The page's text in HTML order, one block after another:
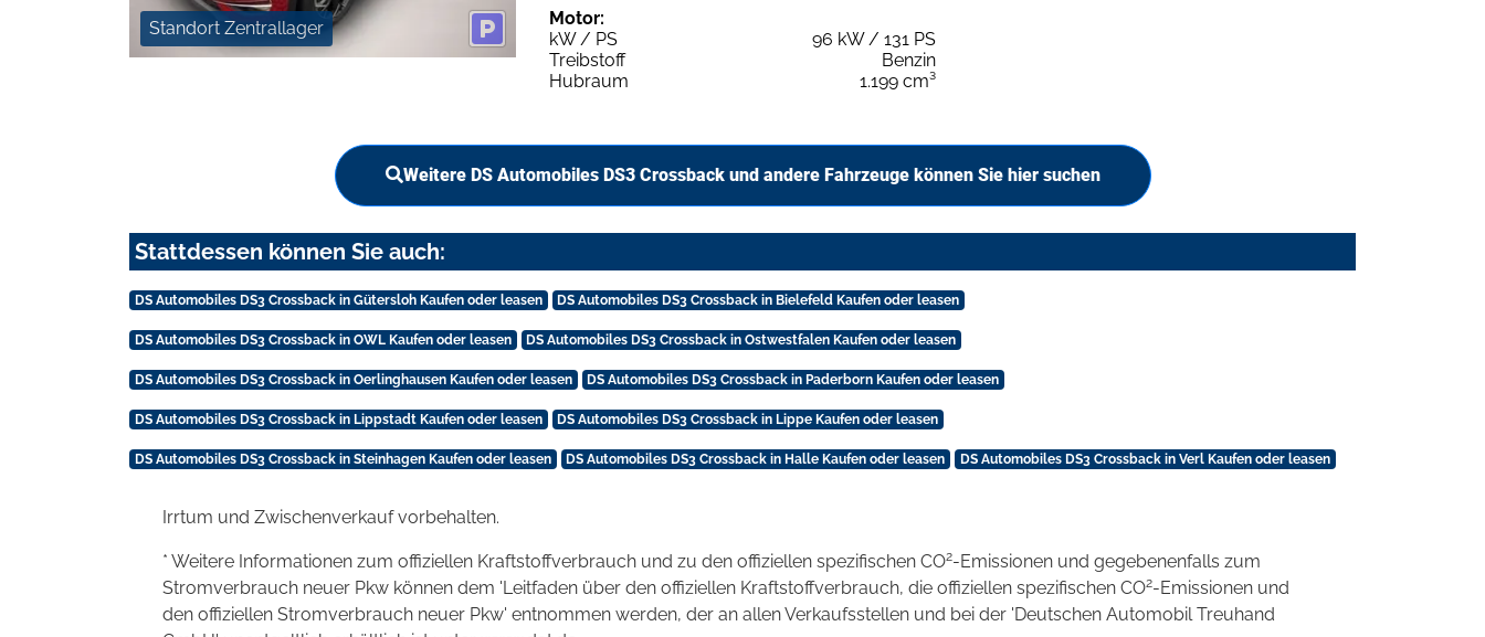
Standort Zentrallager
Motor:
kW / PS
96 kW / 131 PS
Treibstoff
Benzin
Hubraum
1.199 cm³
Weitere DS Automobiles DS3 Crossback und andere Fahrzeuge können Sie hier suchen
Stattdessen können Sie auch:
DS Automobiles DS3 Crossback in Gütersloh Kaufen oder leasen DS Automobiles DS3 Crossback in Bielefeld Kaufen oder leasen
DS Automobiles DS3 Crossback in OWL Kaufen oder leasen DS Automobiles DS3 Crossback in Ostwestfalen Kaufen oder leasen
DS Automobiles DS3 Crossback in Oerlinghausen Kaufen oder leasen DS Automobiles DS3 Crossback in Paderborn Kaufen oder leasen
DS Automobiles DS3 Crossback in Lippstadt Kaufen oder leasen DS Automobiles DS3 Crossback in Lippe Kaufen oder leasen
DS Automobiles DS3 Crossback in Steinhagen Kaufen oder leasen DS Automobiles DS3 Crossback in Halle Kaufen oder leasen DS Automobiles DS3 Crossback in Verl Kaufen oder leasen
Irrtum und Zwischenverkauf vorbehalten.
* Weitere Informationen zum offiziellen Kraftstoffverbrauch und zu den offiziellen spezifischen CO2-Emissionen und gegebenenfalls zum
Stromverbrauch neuer Pkw können dem 'Leitfaden über den offiziellen Kraftstoffverbrauch, die offiziellen spezifischen CO2-Emissionen und
den offiziellen Stromverbrauch neuer Pkw' entnommen werden, der an allen Verkaufsstellen und bei der 'Deutschen Automobil Treuhand